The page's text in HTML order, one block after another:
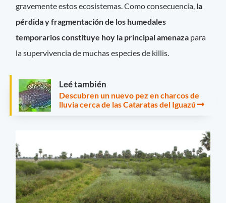
gravemente estos ecosistemas. Como consecuencia, la
pérdida y fragmentación de los humedales
temporarios constituye hoy la principal amenaza para
la supervivencia de muchas especies de killis.
Leé también
Descubren un nuevo pez en charcos de
lluvia cerca de las Cataratas del Iguazú